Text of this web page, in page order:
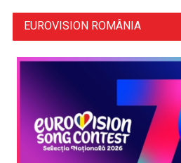
EUROVISION ROMÂNIA